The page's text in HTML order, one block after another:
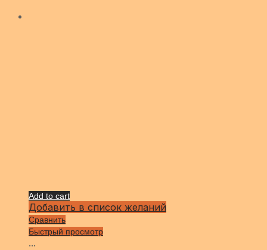
Add to cart
Добавить в список желаний
Сравнить
Быстрый просмотр
...